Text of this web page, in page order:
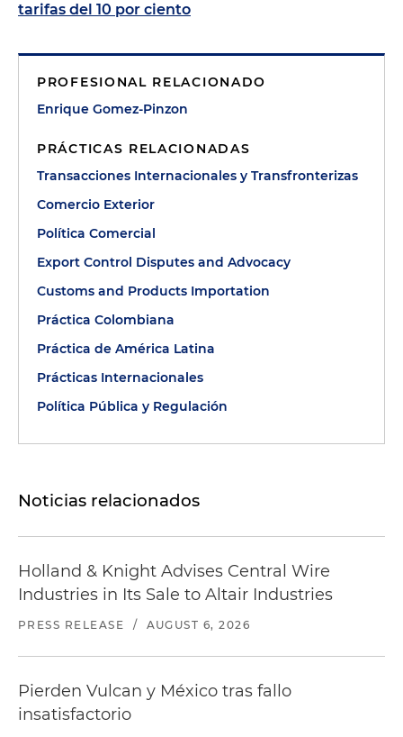
tarifas del 10 por ciento
PROFESIONAL RELACIONADO
Enrique Gomez-Pinzon
PRÁCTICAS RELACIONADAS
Transacciones Internacionales y Transfronterizas
Comercio Exterior
Política Comercial
Export Control Disputes and Advocacy
Customs and Products Importation
Práctica Colombiana
Práctica de América Latina
Prácticas Internacionales
Política Pública y Regulación
Noticias relacionados
Holland & Knight Advises Central Wire
Industries in Its Sale to Altair Industries
PRESS RELEASE / AUGUST 6, 2026
Pierden Vulcan y México tras fallo
insatisfactorio